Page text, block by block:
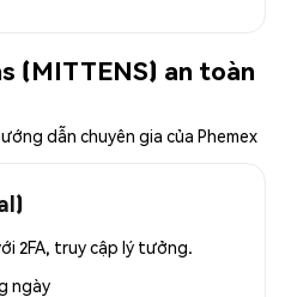
(MITTENS) an toàn
dẫn chuyên gia của Phemex
2FA, truy cập lý tưởng.
ngày